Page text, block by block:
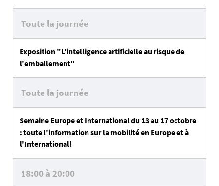
Toute la journée
Exposition "L'intelligence artificielle au risque de
l'emballement"
Toute la journée
Semaine Europe et International du 13 au 17 octobre
: toute l'information sur la mobilité en Europe et à
l'International!
18:00 à 20:00